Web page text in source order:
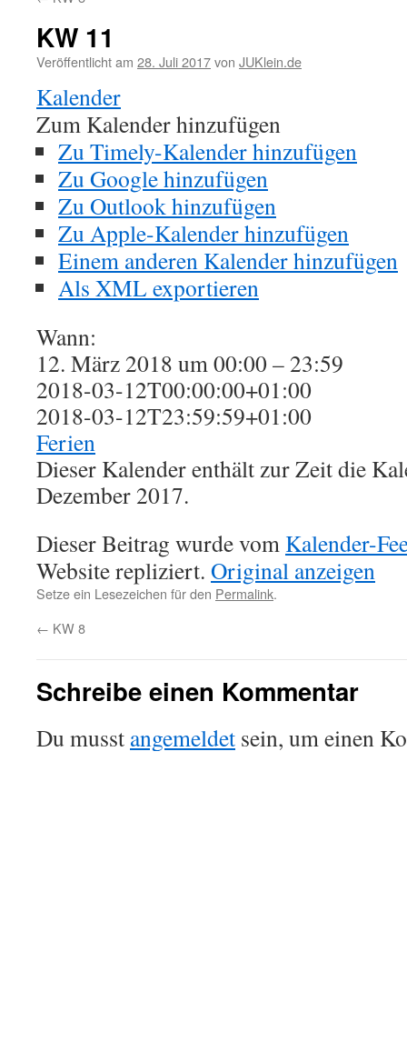
KW 11
Veröffentlicht am 28. Juli 2017von JUKlein.de
Kalender
Zum Kalender hinzufügen
Zu Timely-Kalender hinzufügen
Zu Google hinzufügen
Zu Outlook hinzufügen
Zu Apple-Kalender hinzufügen
Einem anderen Kalender hinzufügen
Als XML exportieren
Wann:
12. März 2018 um 00:00 – 23:59
2018-03-12T00:00:00+01:00
2018-03-12T23:59:59+01:00
Ferien
Dieser Kalender enthält zur Zeit die
Dezember 2017.
Dieser Beitrag wurde vom Kalender-
Website repliziert. Original anzeigen
Setze ein Lesezeichen für den Permalink.
← KW 8
Schreibe einen Kommentar
Du musst angemeldet sein, um einen